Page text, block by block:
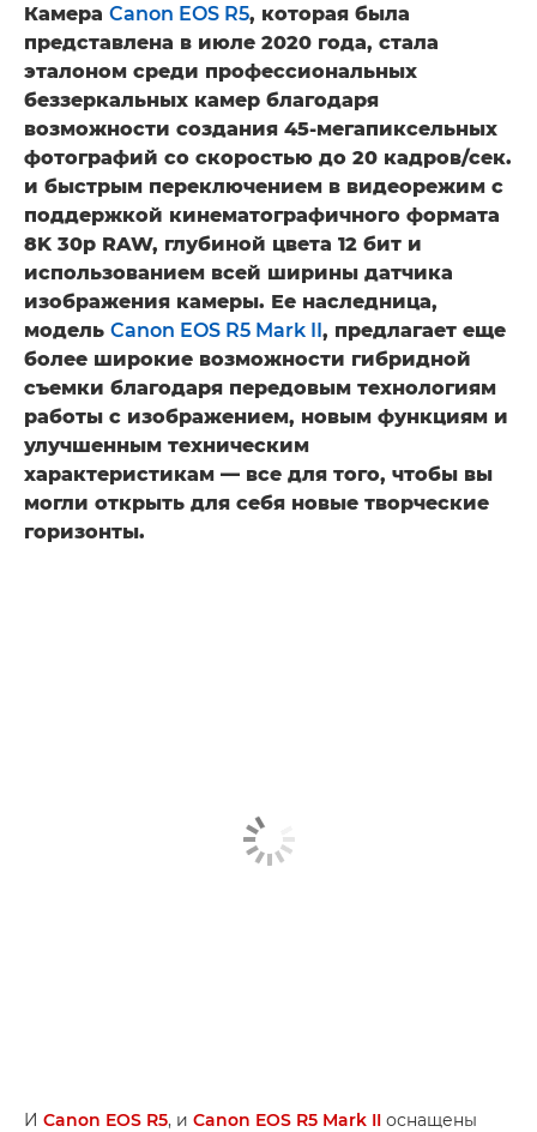
Камера Canon EOS R5, которая была
представлена в июле 2020 года, стала
эталоном среди профессиональных
беззеркальных камер благодаря
возможности создания 45-мегапиксельных
фотографий со скоростью до 20 кадров/сек.
и быстрым переключением в видеорежим с
поддержкой кинематографичного формата
8K 30p RAW, глубиной цвета 12 бит и
использованием всей ширины датчика
изображения камеры. Ее наследница,
модель Canon EOS R5 Mark II, предлагает еще
более широкие возможности гибридной
съемки благодаря передовым технологиям
работы с изображением, новым функциям и
улучшенным техническим
характеристикам — все для того, чтобы вы
могли открыть для себя новые творческие
горизонты.
И Canon EOS R5, и Canon EOS R5 Mark II оснащены